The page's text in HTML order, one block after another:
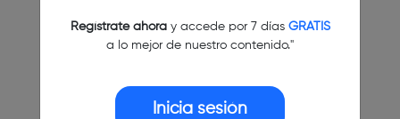
Regístrate ahoray accede por 7 días GRATIS
a lo mejor de nuestro contenido."
Inicia sesión